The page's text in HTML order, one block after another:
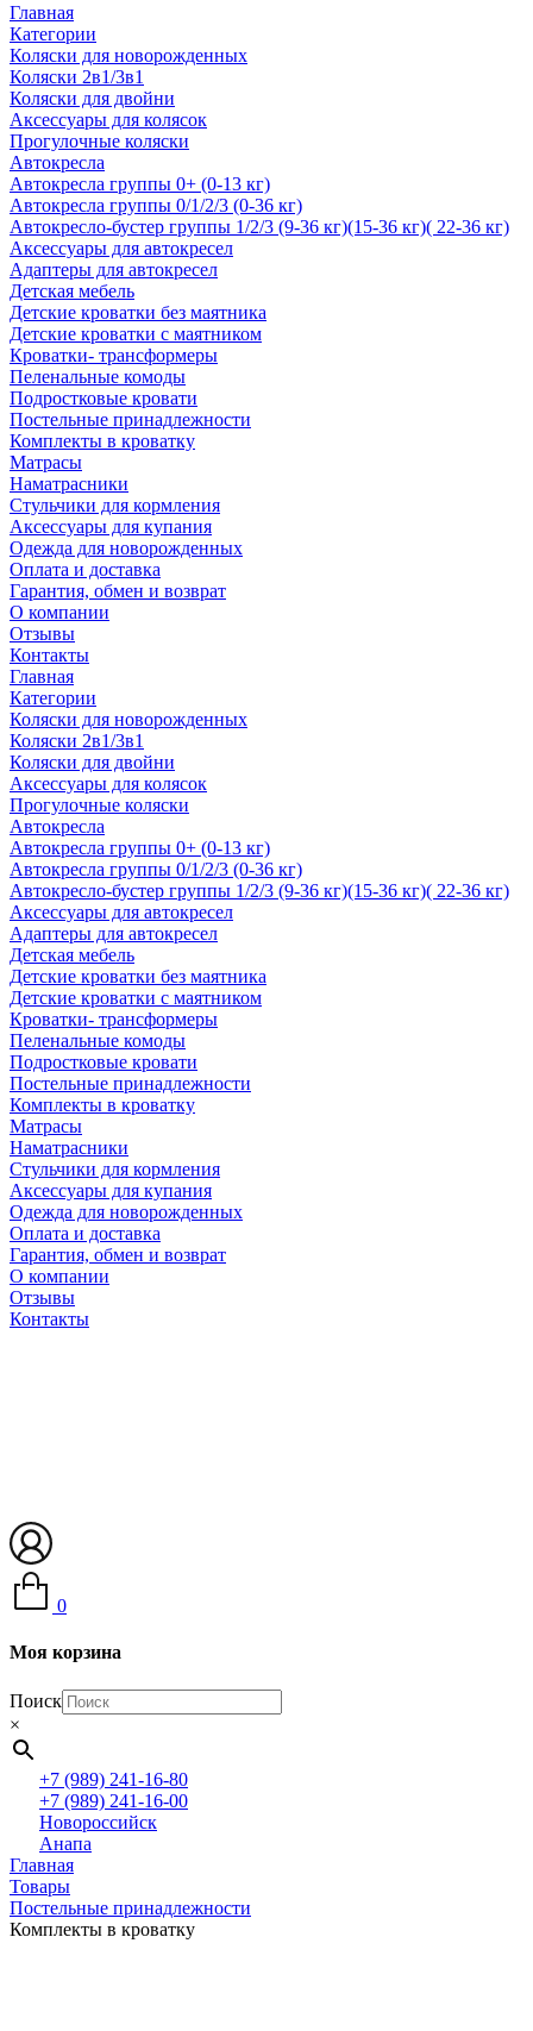
Главная
Категории
Коляски для новорожденных
Коляски 2в1/3в1
Коляски для двойни
Аксессуары для колясок
Прогулочные коляски
Автокресла
Автокресла группы 0+ (0-13 кг)
Автокресла группы 0/1/2/3 (0-36 кг)
Автокресло-бустер группы 1/2/3 (9-36 кг)(15-36 кг)( 22-36 кг)
Аксессуары для автокресел
Адаптеры для автокресел
Детская мебель
Детские кроватки без маятника
Детские кроватки с маятником
Кроватки- трансформеры
Пеленальные комоды
Подростковые кровати
Постельные принадлежности
Комплекты в кроватку
Матрасы
Наматрасники
Стульчики для кормления
Аксессуары для купания
Одежда для новорожденных
Оплата и доставка
Гарантия, обмен и возврат
О компании
Отзывы
Контакты
Главная
Категории
Коляски для новорожденных
Коляски 2в1/3в1
Коляски для двойни
Аксессуары для колясок
Прогулочные коляски
Автокресла
Автокресла группы 0+ (0-13 кг)
Автокресла группы 0/1/2/3 (0-36 кг)
Автокресло-бустер группы 1/2/3 (9-36 кг)(15-36 кг)( 22-36 кг)
Аксессуары для автокресел
Адаптеры для автокресел
Детская мебель
Детские кроватки без маятника
Детские кроватки с маятником
Кроватки- трансформеры
Пеленальные комоды
Подростковые кровати
Постельные принадлежности
Комплекты в кроватку
Матрасы
Наматрасники
Стульчики для кормления
Аксессуары для купания
Одежда для новорожденных
Оплата и доставка
Гарантия, обмен и возврат
О компании
Отзывы
Контакты
0
Моя корзина
Поиск
×
+7 (989) 241-16-80
+7 (989) 241-16-00
Новороссийск
Анапа
Главная
Товары
Постельные принадлежности
Комплекты в кроватку